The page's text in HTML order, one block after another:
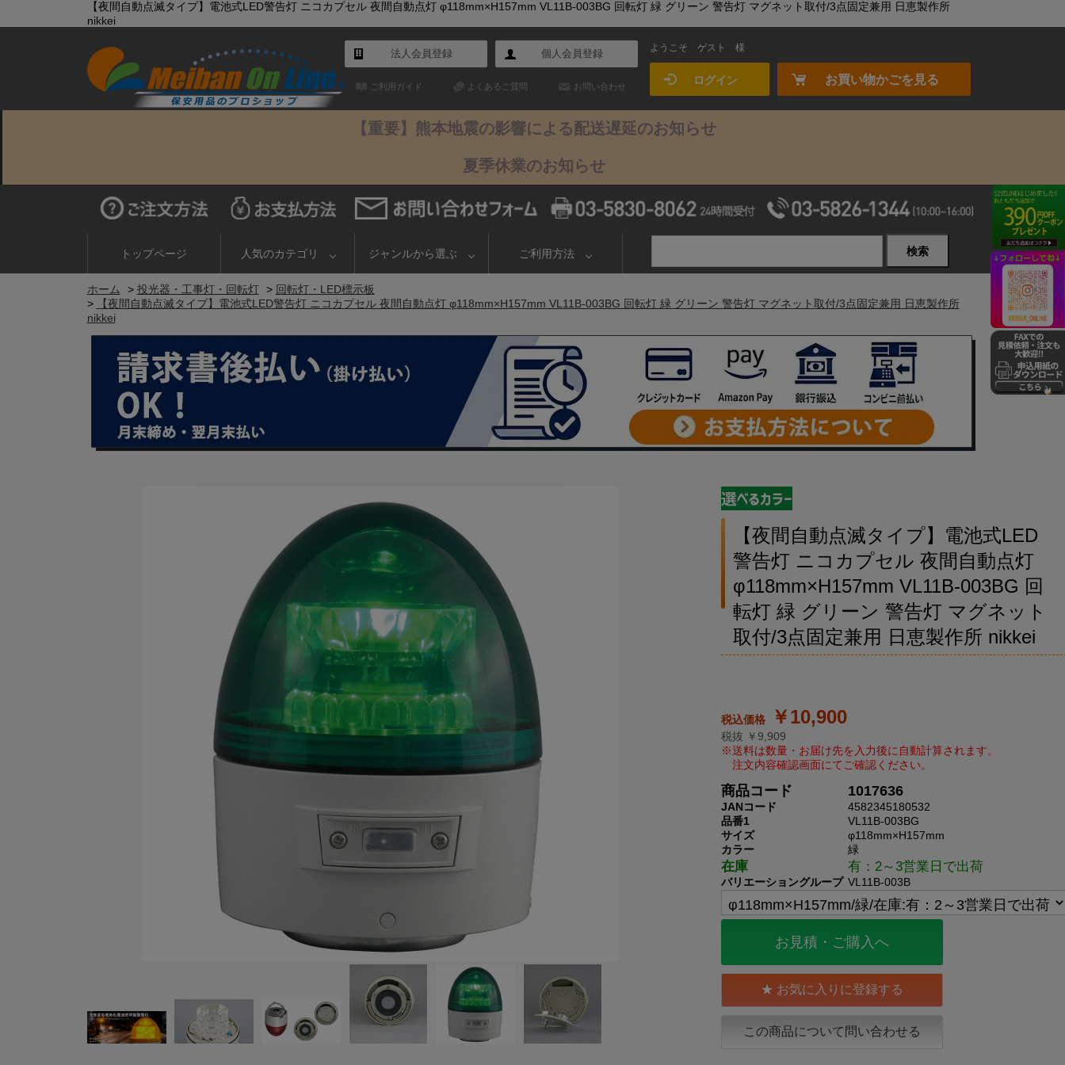
【夜間自動点滅タイプ】電池式LED警告灯 ニコカプセル 夜間自動点灯 φ118mm×H157mm VL11B-003BG 回転灯 緑 グリーン 警告灯 マグネット取付/3点固定兼用 日恵製作所
nikkei
法人会員登録 個人会員登録
ご利用ガイド よくあるご質問 お問い合わせ
ようこそ ゲスト 様
ログイン お買い物かごを見る
【重要】熊本地震の影響による配送遅延のお知らせ
夏季休業のお知らせ
トップページ 人気のカテゴリ ジャンルから選ぶ ご利用方法 検索
ホーム > 投光器・工事灯・回転灯 > 回転灯・LED標示板
>
【夜間自動点滅タイプ】電池式LED警告灯 ニコカプセル 夜間自動点灯 φ118mm×H157mm VL11B-003BG 回転灯 緑 グリーン 警告灯 マグネット取付/3点固定兼用 日恵製作所
nikkei
【夜間自動点滅タイプ】電池式LED
警告灯 ニコカプセル 夜間自動点灯
φ118mm×H157mm VL11B-003BG 回
転灯 緑 グリーン 警告灯 マグネット
取付/3点固定兼用 日恵製作所 nikkei
￥10,900
税抜 ￥9,909
商品コード 1017636
JANコード
4582345180532
品番1
VL11B-003BG
サイズ
φ118mm×H157mm
カラー
緑
在庫 有：2～3営業日で出荷
バリエーショングループ VL11B-003B
お見積・ご購入へ
この商品について問い合わせる
お気に入りに登録する